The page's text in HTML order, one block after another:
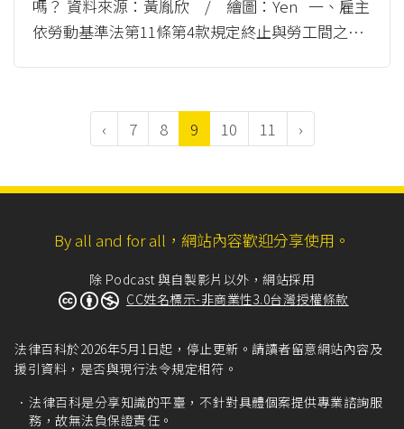
嗎？ 資料來源：黃胤欣 / 繪圖：Yen 一、雇主
依勞動基準法第11條第4款規定終止與勞工間之勞
‹ 7 8 9 10 11 ›
By all and for all，網站內容歡迎分享使用。
除 Podcast 與自製影片以外，網站採用
CC姓名標示-非商業性3.0台灣授權條款
法律百科於2026年5月1日起，停止更新。請讀者留意網站內容及
援引資料，是否與現行法令規定相符。
法律百科是分享知識的平臺，不針對具體個案提供專業諮詢服
務，故無法負保證責任。